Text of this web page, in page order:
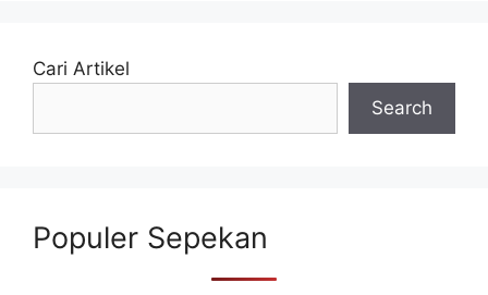
Cari Artikel
Search
Populer Sepekan